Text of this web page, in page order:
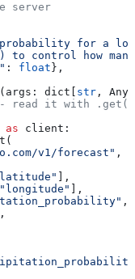
server
for a
to control how
: float },
( args : dict[ str ,
read it with
as client:
v1/forecast"
,
],
"longitude"
],
,
,